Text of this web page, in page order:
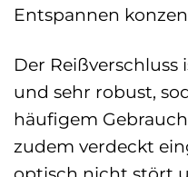
Entspannen
Der
und sehr robust,
häufigem
zudem verdeckt